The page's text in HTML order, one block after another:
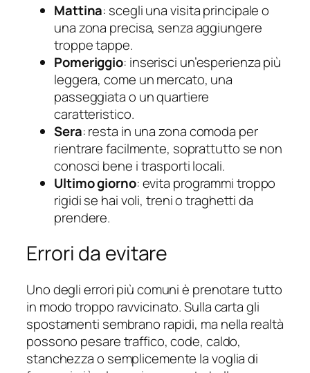
Mattina: scegli una visita principale o
una zona precisa, senza aggiungere
troppe tappe.
Pomeriggio: inserisci un’esperienza più
leggera, come un mercato, una
passeggiata o un quartiere
caratteristico.
Sera: resta in una zona comoda per
rientrare facilmente, soprattutto se non
conosci bene i trasporti locali.
Ultimo giorno: evita programmi troppo
rigidi se hai voli, treni o traghetti da
prendere.
Errori da evitare
Uno degli errori più comuni è prenotare tutto
in modo troppo ravvicinato. Sulla carta gli
spostamenti sembrano rapidi, ma nella realtà
possono pesare traffico, code, caldo,
stanchezza o semplicemente la voglia di